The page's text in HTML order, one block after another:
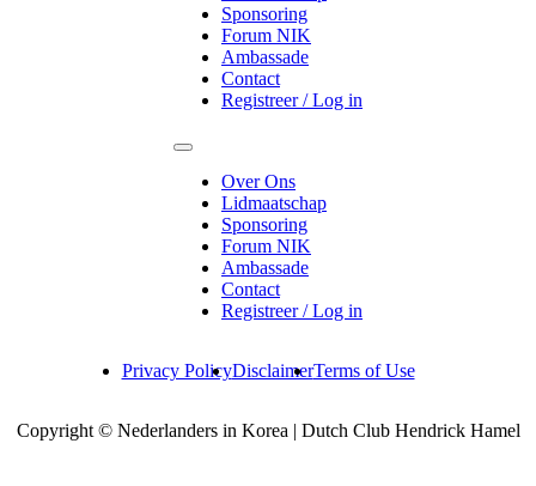
Sponsoring
Forum NIK
Ambassade
Contact
Registreer / Log in
Over Ons
Lidmaatschap
Sponsoring
Forum NIK
Ambassade
Contact
Registreer / Log in
Privacy PolicyDisclaimerTerms of Use
Copyright © Nederlanders in Korea | Dutch Club Hendrick Hamel